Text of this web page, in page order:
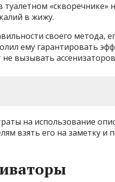
туалетном
в жижу.
своего метода,
ему гарантировать
не вызывать
на использование
взять его на заметку и